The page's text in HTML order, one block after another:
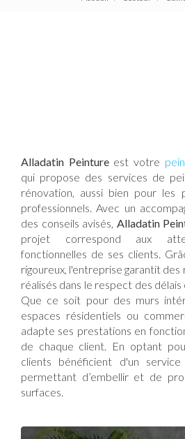
Alladatin Peinture est votre
qui propose des services de
rénovation, aussi bien pour les
professionnels. Avec un
des conseils avisés, Alladatin
projet correspond aux
fonctionnelles de ses clients.
rigoureux, l'entreprise garantit
réalisés dans le respect des
Que ce soit pour des murs
espaces résidentiels ou
adapte ses prestations en
de chaque client. En optant
clients bénéficient d'un
permettant d’embellir et de
surfaces.